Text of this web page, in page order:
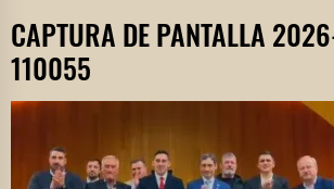
CAPTURA DE PANTALLA
110055